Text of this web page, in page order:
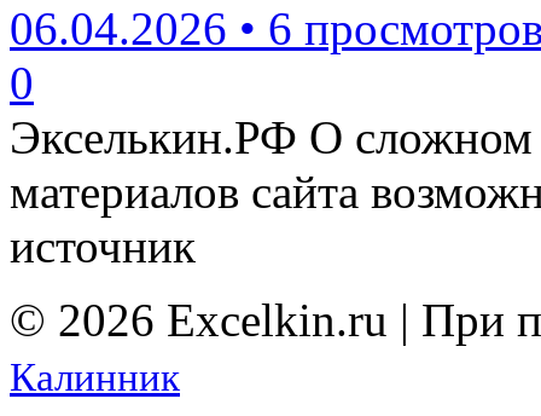
06.04.2026 • 6
0
Экселькин.РФ О сложном
материалов сайта
источник
© 2026 Excelkin.ru | При
Калинник